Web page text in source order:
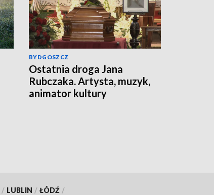
BYDGOSZCZ
Ostatnia droga Jana
Rubczaka. Artysta, muzyk,
animator kultury
/ LUBLIN / ŁÓDŹ /